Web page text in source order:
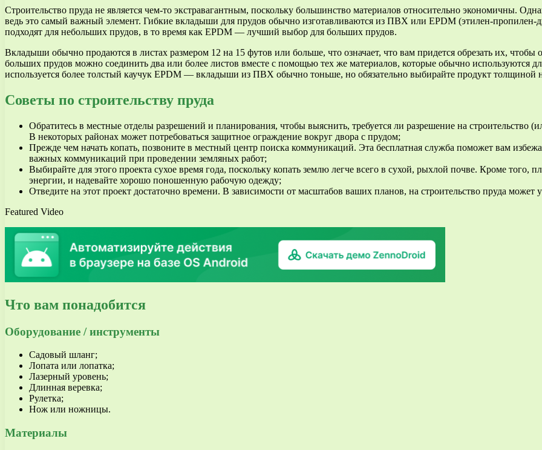
Строительство пруда не является чем-то экстравагантным, поскольку большинство материалов относительно экономичны.
ведь это самый важный элемент. Гибкие вкладыши для прудов обычно изготавливаются из ПВХ или EPDM (этилен-
подходят для небольших прудов, в то время как EPDM — лучший выбор для больших прудов.
Вкладыши обычно продаются в листах размером 12 на 15 футов или больше, что означает, что вам придется обрезать их,
больших прудов можно соединить два или более листов вместе с помощью тех же материалов, которые обычно используются
используется более толстый каучук EPDM — вкладыши из ПВХ обычно тоньше, но обязательно выбирайте продукт толщиной
Советы по строительству пруда
Обратитесь в местные отделы разрешений и планирования, чтобы выяснить, требуется ли разрешение на строительство
В некоторых районах может потребоваться защитное ограждение вокруг двора с прудом;
Прежде чем начать копать, позвоните в местный центр поиска коммуникаций. Эта бесплатная служба поможет вам
важных коммуникаций при проведении земляных работ;
Выбирайте для этого проекта сухое время года, поскольку копать землю легче всего в сухой, рыхлой почве. Кроме того,
энергии, и надевайте хорошо поношенную рабочую одежду;
Отведите на этот проект достаточно времени. В зависимости от масштабов ваших планов, на строительство пруда может
Featured Video
Что вам понадобится
Оборудование / инструменты
Садовый шланг;
Лопата или лопатка;
Лазерный уровень;
Длинная веревка;
Рулетка;
Нож или ножницы.
Материалы